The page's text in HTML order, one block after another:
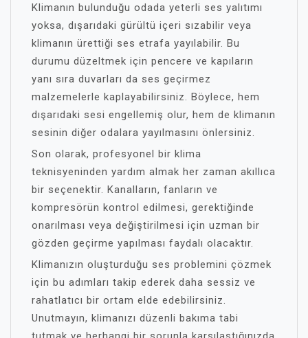
Klimanın bulunduğu odada yeterli ses yalıtımı
yoksa, dışarıdaki gürültü içeri sızabilir veya
klimanın ürettiği ses etrafa yayılabilir. Bu
durumu düzeltmek için pencere ve kapıların
yanı sıra duvarları da ses geçirmez
malzemelerle kaplayabilirsiniz. Böylece, hem
dışarıdaki sesi engellemiş olur, hem de klimanın
sesinin diğer odalara yayılmasını önlersiniz.
Son olarak, profesyonel bir klima
teknisyeninden yardım almak her zaman akıllıca
bir seçenektir. Kanalların, fanların ve
kompresörün kontrol edilmesi, gerektiğinde
onarılması veya değiştirilmesi için uzman bir
gözden geçirme yapılması faydalı olacaktır.
Klimanızın oluşturduğu ses problemini çözmek
için bu adımları takip ederek daha sessiz ve
rahatlatıcı bir ortam elde edebilirsiniz.
Unutmayın, klimanızı düzenli bakıma tabi